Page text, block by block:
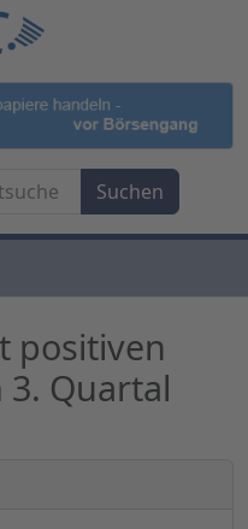
positiven
Quartal